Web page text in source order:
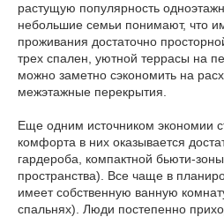
растущую популярность
небольшие семьи понимают, что
проживания достаточно
трех спален, уютной террасы на
можно заметно сэкономить на
межэтажные перекрытия.
Еще одним источником экономии
комфорта в них оказывается
гардероба, компактной бьюти-
пространства). Все чаще в
имеет собственную ванную
спальнях). Люди постепенно